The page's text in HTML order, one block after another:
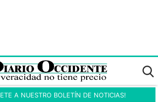
A NUESTRO BOLETÍN DE NOTICIAS!